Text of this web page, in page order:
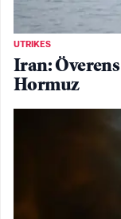
UTRIKES
Iran:
Hormuz